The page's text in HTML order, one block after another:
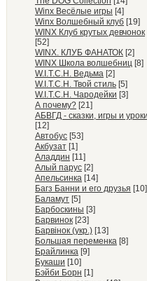
Winx Весёлые игры [4]
Winx Волшебный клуб [19]
WINX Клуб крутых девчонок
[52]
WINX. КЛУБ ФАНАТОК [2]
WINX Школа волшебниц [8]
W.I.T.C.H. Ведьма [2]
W.I.T.C.H. Твой стиль [5]
W.I.T.C.H. Чародейки [3]
А почему? [21]
АБВГД - сказки, игры и уроки
[12]
Автобус [53]
Акбузат [1]
Аладдин [11]
Алый парус [2]
Апельсинка [14]
Багз Банни и его друзья [10]
Баламут [5]
Барбоскины [3]
Барвинок [23]
Барвiнок (укр.) [13]
Большая переменка [8]
Брайлинка [9]
Букаши [10]
Бэйби Борн [1]